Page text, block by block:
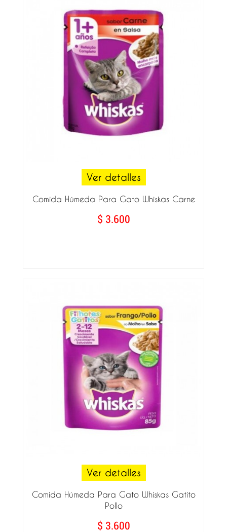
Ver detalles
Comida Húmeda Para Gato Whiskas Carne
$ 3.600
Ver detalles
Comida Húmeda Para Gato Whiskas Gatito
Pollo
$ 3.600